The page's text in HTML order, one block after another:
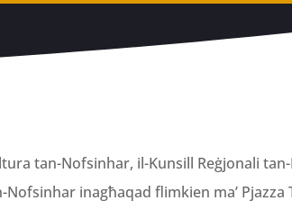
tan-Nofsinhar, il-Kunsill Reġjonali
inagħaqad flimkien ma’ Pjazza